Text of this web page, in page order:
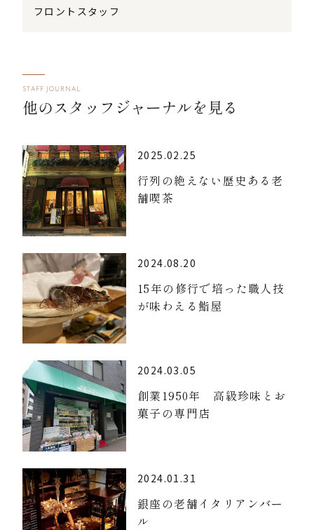
フロントスタッフ
STAFF JOURNAL
他のスタッフジャーナルを見る
2025.02.25
行列の絶えない歴史ある老
舗喫茶
2024.08.20
15年の修行で培った職人技
が味わえる鮨屋
2024.03.05
創業1950年 高級珍味とお
菓子の専門店
2024.01.31
銀座の老舗イタリアンバー
ル